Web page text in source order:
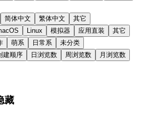
简体中文 繁体中文
其它
Linux 模拟器 应用直装
其它
萌系 日常系
未分类
建顺序 日浏览数 周浏览数
月浏览数
藏